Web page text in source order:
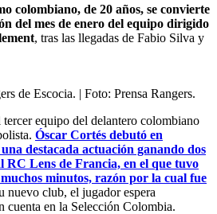
colombiano, de 20 años, se convierte
del mes de enero del equipo dirigido
, tras las llegadas de Fabio Silva y
de Escocia. | Foto: Prensa Rangers.
tercer equipo del delantero colombiano
Óscar Cortés debutó en
destacada actuación ganando dos
RC Lens de Francia, en el que tuvo
minutos, razón por la cual fue
nuevo club, el jugador espera
cuenta en la Selección Colombia.